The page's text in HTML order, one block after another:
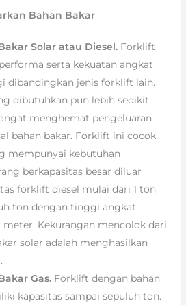
Bahan Bakar
Solar atau Diesel. Forklift
serta kekuatan angkat
dibandingkan jenis forklift lain.
dibutuhkan pun lebih sedikit
menghemat pengeluaran
bahan bakar. Forklift ini cocok
mempunyai kebutuhan
berkapasitas besar diluar
forklift diesel mulai dari 1 ton
ton dengan tinggi angkat
meter. Kekurangan mencolok dari
solar adalah menghasilkan
Gas. Forklift dengan bahan
kapasitas sampai sepuluh ton.